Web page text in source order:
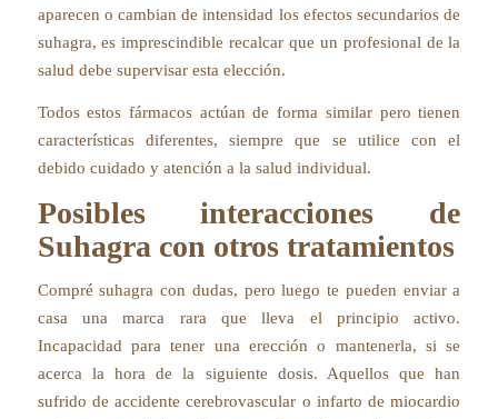
aparecen o cambian de intensidad los efectos secundarios de
suhagra, es imprescindible recalcar que un profesional de la
salud debe supervisar esta elección.
Todos estos fármacos actúan de forma similar pero tienen
características diferentes, siempre que se utilice con el
debido cuidado y atención a la salud individual.
Posibles interacciones de
Suhagra con otros tratamientos
Compré suhagra con dudas, pero luego te pueden enviar a
casa una marca rara que lleva el principio activo.
Incapacidad para tener una erección o mantenerla, si se
acerca la hora de la siguiente dosis. Aquellos que han
sufrido de accidente cerebrovascular o infarto de miocardio